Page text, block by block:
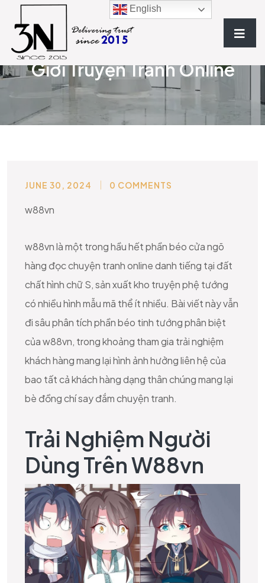
W88vn Khám Phá Vô Tận Thế
Giới Truyện Tranh Online
BLOG
JUNE 30, 2024 0 COMMENTS
w88vn
w88vn là một trong hầu hết phần béo cửa ngõ
hàng đọc chuyện tranh online danh tiếng tại đất
chất hình chữ S, sản xuất kho truyện phệ tướng
có nhiều hình mẫu mã thể ít nhiều. Bài viết này vẫn
đi sâu phân tích phần béo tinh tướng phân biệt
của w88vn, trong khoảng tham gia trải nghiệm
khách hàng mang lại hình ảnh hưởng liên hệ của
bao tất cả khách hàng dạng thân chúng mang lại
bè đồng chí say đắm chuyện tranh.
Trải Nghiệm Người
Dùng Trên W88vn
English